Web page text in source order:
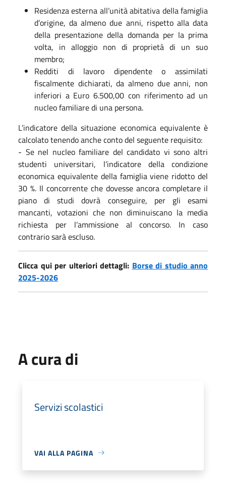
Residenza esterna all’unità abitativa della famiglia
d’origine, da almeno due anni, rispetto alla data
della presentazione della domanda per la prima
volta, in alloggio non di proprietà di un suo
membro;
Redditi di lavoro dipendente o assimilati
fiscalmente dichiarati, da almeno due anni, non
inferiori a Euro 6.500,00 con riferimento ad un
nucleo familiare di una persona.
L’indicatore della situazione economica equivalente è
calcolato tenendo anche conto del seguente requisito:
- Se nel nucleo familiare del candidato vi sono altri
studenti universitari, l’indicatore della condizione
economica equivalente della famiglia viene ridotto del
30 %. Il concorrente che dovesse ancora completare il
piano di studi dovrà conseguire, per gli esami
mancanti, votazioni che non diminuiscano la media
richiesta per l’ammissione al concorso. In caso
contrario sarà escluso.
Clicca qui per ulteriori dettagli: Borse di studio anno
2025-2026
A cura di
Servizi scolastici
VAI ALLA PAGINA